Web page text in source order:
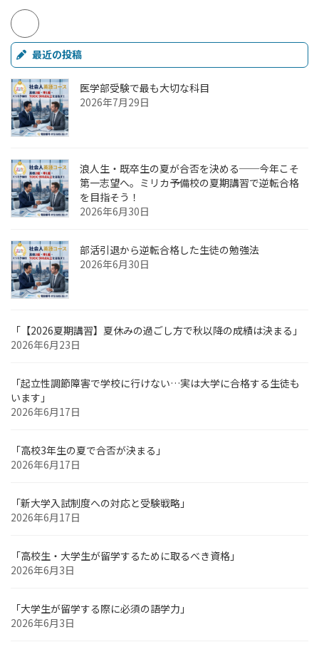
最近の投稿
医学部受験で最も大切な科目
2026年7月29日
浪人生・既卒生の夏が合否を決める──今年こそ
第一志望へ。ミリカ予備校の夏期講習で逆転合格
を目指そう！
2026年6月30日
部活引退から逆転合格した生徒の勉強法
2026年6月30日
「【2026夏期講習】夏休みの過ごし方で秋以降の成績は決まる」
2026年6月23日
「起立性調節障害で学校に行けない…実は大学に合格する生徒も
います」
2026年6月17日
「高校3年生の夏で合否が決まる」
2026年6月17日
「新大学入試制度への対応と受験戦略」
2026年6月17日
「高校生・大学生が留学するために取るべき資格」
2026年6月3日
「大学生が留学する際に必須の語学力」
2026年6月3日